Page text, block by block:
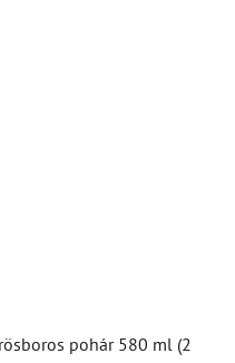
pohár 580 ml (2